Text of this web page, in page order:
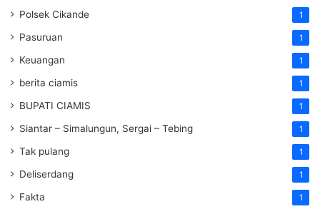
Polsek Cikande 1
Pasuruan 1
Keuangan 1
berita ciamis 1
BUPATI CIAMIS 1
Siantar – Simalungun, Sergai – Tebing 1
Tak pulang 1
Deliserdang 1
Fakta 1